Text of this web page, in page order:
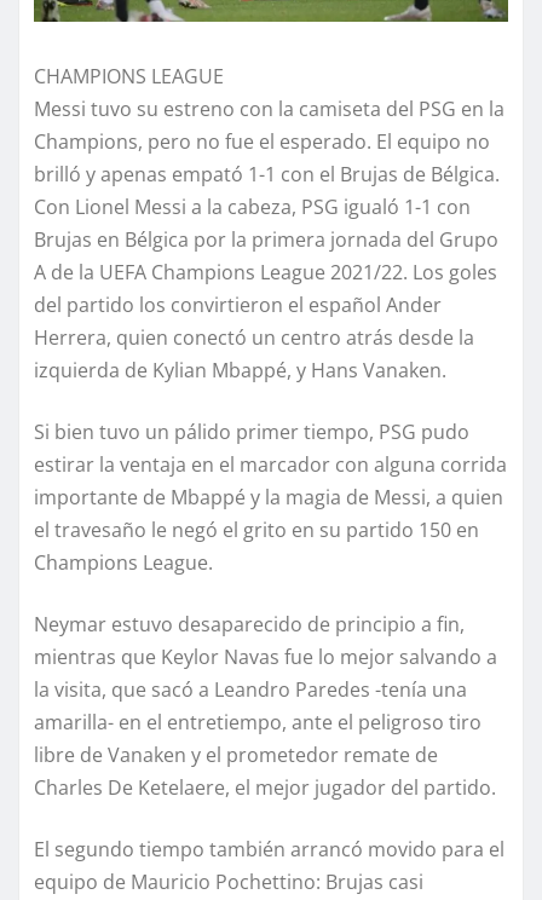
CHAMPIONS LEAGUE
Messi tuvo su estreno con la camiseta del PSG en la
Champions, pero no fue el esperado. El equipo no
brilló y apenas empató 1-1 con el Brujas de Bélgica.
Con Lionel Messi a la cabeza, PSG igualó 1-1 con
Brujas en Bélgica por la primera jornada del Grupo
A de la UEFA Champions League 2021/22. Los goles
del partido los convirtieron el español Ander
Herrera, quien conectó un centro atrás desde la
izquierda de Kylian Mbappé, y Hans Vanaken.
Si bien tuvo un pálido primer tiempo, PSG pudo
estirar la ventaja en el marcador con alguna corrida
importante de Mbappé y la magia de Messi, a quien
el travesaño le negó el grito en su partido 150 en
Champions League.
Neymar estuvo desaparecido de principio a fin,
mientras que Keylor Navas fue lo mejor salvando a
la visita, que sacó a Leandro Paredes -tenía una
amarilla- en el entretiempo, ante el peligroso tiro
libre de Vanaken y el prometedor remate de
Charles De Ketelaere, el mejor jugador del partido.
El segundo tiempo también arrancó movido para el
equipo de Mauricio Pochettino: Brujas casi